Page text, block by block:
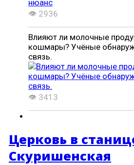
👁 2936
Влияют ли молочные
кошмары? Учёные
связь.
👁 3413
Церковь в
Скуришенская